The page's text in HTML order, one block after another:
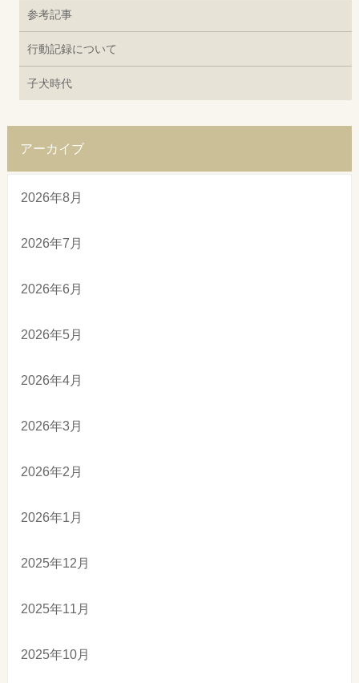
参考記事
行動記録について
子犬時代
アーカイブ
2026年8月
2026年7月
2026年6月
2026年5月
2026年4月
2026年3月
2026年2月
2026年1月
2025年12月
2025年11月
2025年10月